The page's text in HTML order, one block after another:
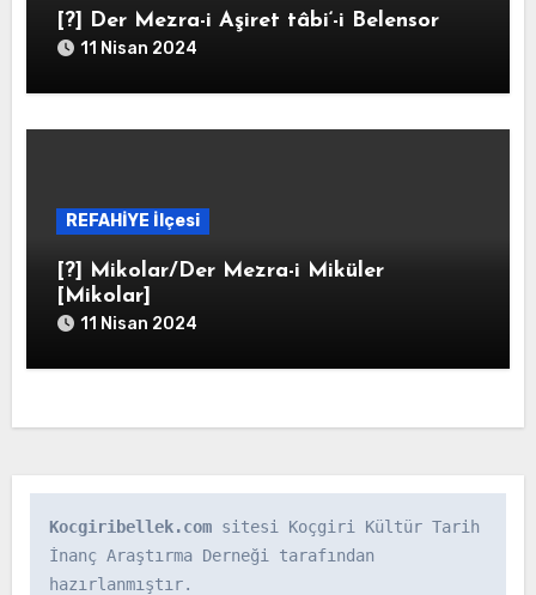
[?] Der Mezra-i Aşiret tâbi‘-i Belensor
11 Nisan 2024
REFAHİYE İlçesi
[?] Mikolar/Der Mezra-i Miküler
[Mikolar]
11 Nisan 2024
Kocgiribellek.com sitesi Koçgiri Kültür Tarih
İnanç Araştırma Derneği tarafından
hazırlanmıştır.